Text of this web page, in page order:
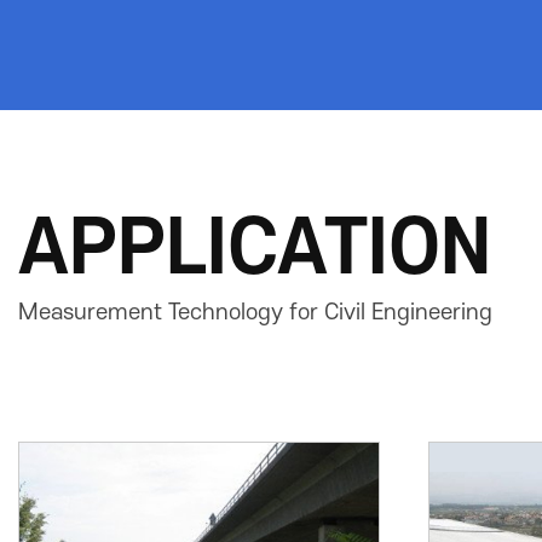
APPLICATION
Measurement Technology for Civil Engineering